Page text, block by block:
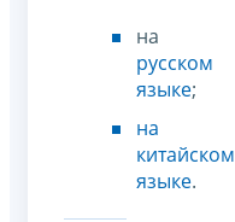
на
русском
языке;
на
китайском
языке.